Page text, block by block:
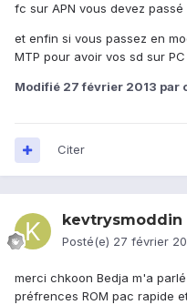
fc sur APN vous devez
et enfin si vous passez en
MTP pour avoir vos sd sur
Modifié 27 février 2013 par
Citer
kevtrysmoddin
Posté(e) 27 février
merci chkoon Bedja m'a
préfrences ROM pac rapide